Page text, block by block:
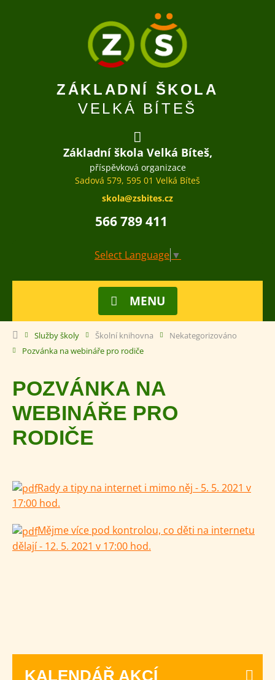
ZÁKLADNÍ ŠKOLA
VELKÁ BÍTEŠ
Základní škola Velká Bíteš,
příspěvková organizace
Sadová 579, 595 01 Velká Bíteš
skola@zsbites.cz
566 789 411
Select Language ▼
MENU
Služby školy Školní knihovna
Nekategorizováno
Pozvánka na webináře pro rodiče
POZVÁNKA NA
WEBINÁŘE PRO
RODIČE
Rady a tipy na internet i mimo něj - 5. 5. 2021 v
17:00 hod.
Mějme více pod kontrolou, co děti na internetu
dělají - 12. 5. 2021 v 17:00 hod.
KALENDÁŘ AKCÍ